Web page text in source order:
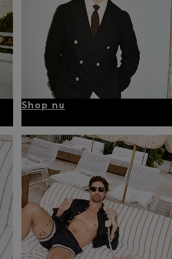
Shop nu